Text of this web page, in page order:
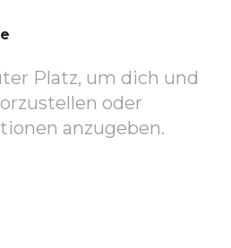
Platz, um dich und
oder
anzugeben.